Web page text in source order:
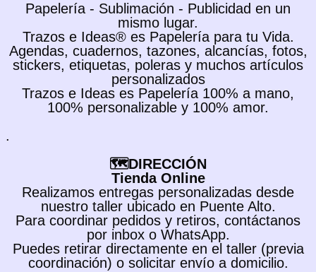
Papelería - Sublimación - Publicidad en un
mismo lugar.
Trazos e Ideas® es Papelería para tu Vida.
Agendas, cuadernos, tazones, alcancías, fotos,
stickers, etiquetas, poleras y muchos artículos
personalizados
Trazos e Ideas es Papelería 100% a mano,
100% personalizable y 100% amor.
.
🗺️DIRECCIÓN
Tienda Online
Realizamos entregas personalizadas desde
nuestro taller ubicado en Puente Alto.
Para coordinar pedidos y retiros, contáctanos
por inbox o WhatsApp.
Puedes retirar directamente en el taller (previa
coordinación) o solicitar envío a domicilio.